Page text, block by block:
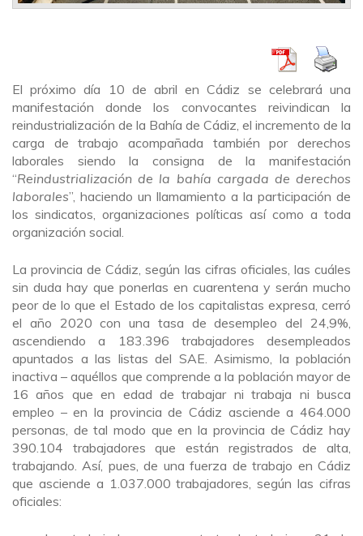
El próximo día 10 de abril en Cádiz se celebrará una
manifestación donde los convocantes reivindican la
reindustrialización de la Bahía de Cádiz, el incremento de la
carga de trabajo acompañada también por derechos
laborales siendo la consigna de la manifestación
“Reindustrialización de la bahía cargada de derechos
laborales”, haciendo un llamamiento a la participación de
los sindicatos, organizaciones políticas así como a toda
organización social.
La provincia de Cádiz, según las cifras oficiales, las cuáles
sin duda hay que ponerlas en cuarentena y serán mucho
peor de lo que el Estado de los capitalistas expresa, cerró
el año 2020 con una tasa de desempleo del 24,9%,
ascendiendo a 183.396 trabajadores desempleados
apuntados a las listas del SAE. Asimismo, la población
inactiva – aquéllos que comprende a la población mayor de
16 años que en edad de trabajar ni trabaja ni busca
empleo – en la provincia de Cádiz asciende a 464.000
personas, de tal modo que en la provincia de Cádiz hay
390.104 trabajadores que están registrados de alta,
trabajando. Así, pues, de una fuerza de trabajo en Cádiz
que asciende a 1.037.000 trabajadores, según las cifras
oficiales: